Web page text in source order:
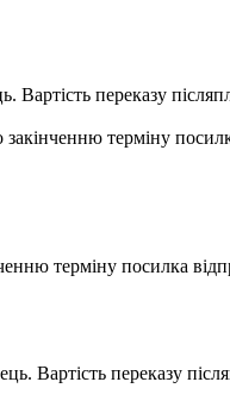
Вартість переказу
терміну
терміну посилка
Вартість переказу